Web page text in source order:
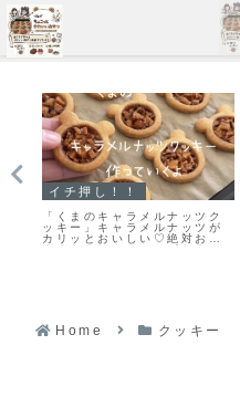
イチ押し！！
「くまのキャラメルナッツク
ッキー」キャラメルナッツが
カリッとおいしい♡絶対おす
すめのクッキーレシピだよ！
Home クッキー
メニュー